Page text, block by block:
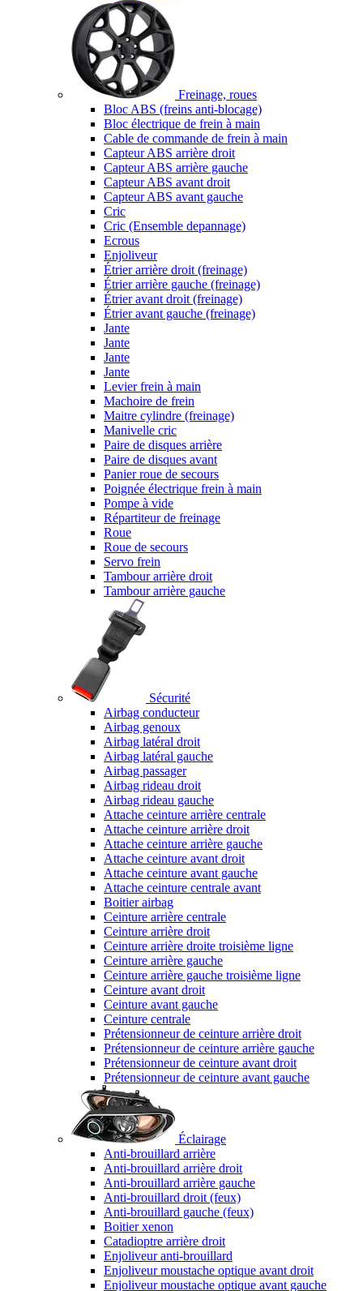
Freinage, roues
Bloc ABS (freins anti-blocage)
Bloc électrique de frein à main
Cable de commande de frein à main
Capteur ABS arrière droit
Capteur ABS arrière gauche
Capteur ABS avant droit
Capteur ABS avant gauche
Cric
Cric (Ensemble depannage)
Ecrous
Enjoliveur
Étrier arrière droit (freinage)
Étrier arrière gauche (freinage)
Étrier avant droit (freinage)
Étrier avant gauche (freinage)
Jante
Jante
Jante
Jante
Levier frein à main
Machoire de frein
Maitre cylindre (freinage)
Manivelle cric
Paire de disques arrière
Paire de disques avant
Panier roue de secours
Poignée électrique frein à main
Pompe à vide
Répartiteur de freinage
Roue
Roue de secours
Servo frein
Tambour arrière droit
Tambour arrière gauche
Sécurité
Airbag conducteur
Airbag genoux
Airbag latéral droit
Airbag latéral gauche
Airbag passager
Airbag rideau droit
Airbag rideau gauche
Attache ceinture arrière centrale
Attache ceinture arrière droit
Attache ceinture arrière gauche
Attache ceinture avant droit
Attache ceinture avant gauche
Attache ceinture centrale avant
Boitier airbag
Ceinture arrière centrale
Ceinture arrière droit
Ceinture arrière droite troisième ligne
Ceinture arrière gauche
Ceinture arrière gauche troisième ligne
Ceinture avant droit
Ceinture avant gauche
Ceinture centrale
Prétensionneur de ceinture arrière droit
Prétensionneur de ceinture arrière gauche
Prétensionneur de ceinture avant droit
Prétensionneur de ceinture avant gauche
Éclairage
Anti-brouillard arrière
Anti-brouillard arrière droit
Anti-brouillard arrière gauche
Anti-brouillard droit (feux)
Anti-brouillard gauche (feux)
Boitier xenon
Catadioptre arrière droit
Enjoliveur anti-brouillard
Enjoliveur moustache optique avant droit
Enjoliveur moustache optique avant gauche